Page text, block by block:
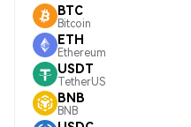
BTC
Bitcoin
ETH
Ethereum
USDT
TetherUS
BNB
BNB